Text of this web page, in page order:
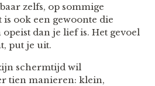
zelfs, op sommige
ook een gewoonte die
dan je lief is. Het gevoel
put je uit.
schermtijd wil
tien manieren: klein,